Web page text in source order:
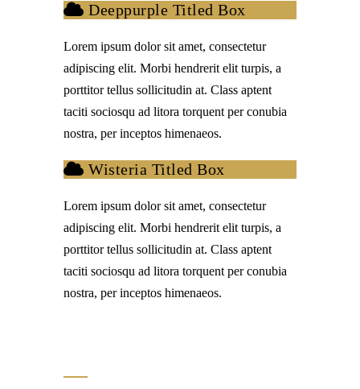
Deeppurple Titled Box
Lorem ipsum dolor sit amet, consectetur
adipiscing elit. Morbi hendrerit elit turpis, a
porttitor tellus sollicitudin at. Class aptent
taciti sociosqu ad litora torquent per conubia
nostra, per inceptos himenaeos.
Wisteria Titled Box
Lorem ipsum dolor sit amet, consectetur
adipiscing elit. Morbi hendrerit elit turpis, a
porttitor tellus sollicitudin at. Class aptent
taciti sociosqu ad litora torquent per conubia
nostra, per inceptos himenaeos.